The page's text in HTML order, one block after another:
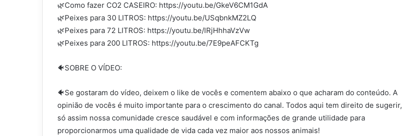
🌿Como fazer CO2 CASEIRO: https://youtu.be/GkeV6CM1GdA
🌿Peixes para 30 LITROS: https://youtu.be/USqbnkMZ2LQ
🌿Peixes para 72 LITROS: https://youtu.be/lRjHhhaVzVw
🌿Peixes para 200 LITROS: https://youtu.be/7E9peAFCKTg
🐠SOBRE O VÍDEO:
🐠Se gostaram do vídeo, deixem o like de vocês e comentem abaixo o que acharam do conteúdo. A
opinião de vocês é muito importante para o crescimento do canal. Todos aqui tem direito de sugerir,
só assim nossa comunidade cresce saudável e com informações de grande utilidade para
proporcionarmos uma qualidade de vida cada vez maior aos nossos animais!